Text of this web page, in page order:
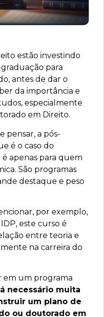
estão investindo
para
antes de dar o
da importância e
especialmente
em Direito.
pensar, a pós-
é o caso do
apenas para quem
São programas
destaque e peso
por exemplo,
IDP, este curso é
entre teoria e
na carreira do
em um programa
necessário muita
um plano de
ou doutorado em